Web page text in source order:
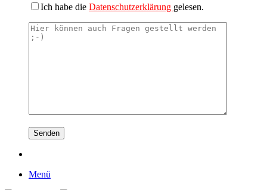
Ich habe die Datenschutzerklärung gelesen.
Menü